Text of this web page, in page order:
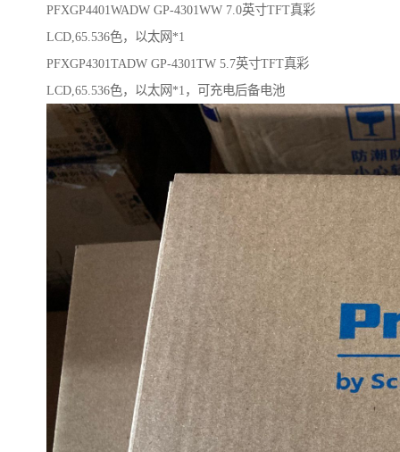
PFXGP4401WADW GP-4301WW 7.0英寸TFT真彩
LCD,65.536色，以太网*1
PFXGP4301TADW GP-4301TW 5.7英寸TFT真彩
LCD,65.536色，以太网*1，可充电后备电池